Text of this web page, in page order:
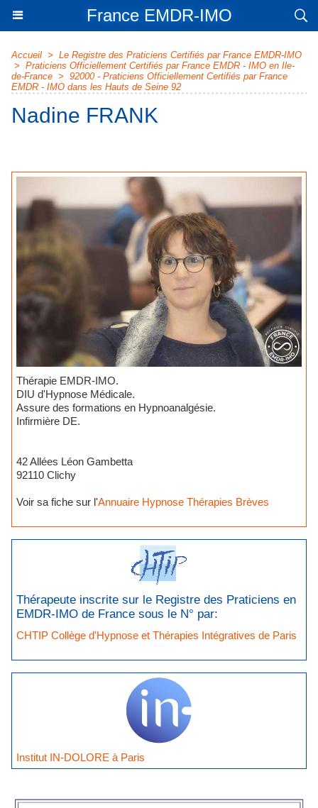
France EMDR-IMO
Accueil > Le Registre des Praticiens Certifiés par France EMDR-IMO
> Praticiens Officiellement Certifiés par France EMDR - IMO en Ile-
de-France > 92000 - Praticiens Officiellement Certifiés par France
EMDR - IMO dans les Hauts de Seine 92
Nadine FRANK
Thérapie EMDR-IMO.
DIU d'Hypnose Médicale.
Assure des formations en Hypnoanalgésie.
Infirmière DE.
42 Allées Léon Gambetta
92110 Clichy
Voir sa fiche sur l'Annuaire Hypnose Thérapies Brèves
Thérapeute inscrite sur le Registre des Praticiens en
EMDR-IMO de France sous le N° par:
CHTIP Collège d'Hypnose et Thérapies Intégratives de Paris
Institut IN-DOLORE à Paris